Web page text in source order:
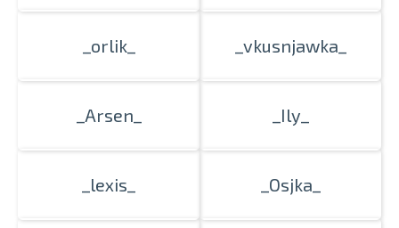
_orlik_ _vkusnjawka_
_Arsen_ _Ily_
_lexis_ _Osjka_